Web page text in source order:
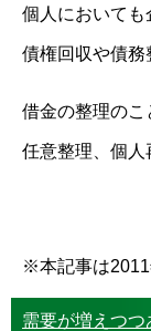
個人においても
債権回収や債務
借金の整理のこ
任意整理、個人
※本記事は2011
需要が増えつつ